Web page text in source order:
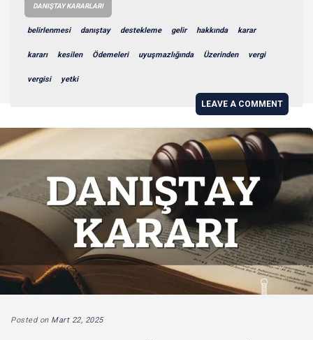
DANIŞTAY KARARLARI
belirlenmesi danıştay destekleme gelir hakkında karar
kararı kesilen Ödemeleri uyuşmazlığında Üzerinden vergi
vergisi yetki
LEAVE A COMMENT
Posted on Mart 22, 2025